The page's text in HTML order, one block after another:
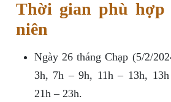
Thời gian phù hợp
niên
Ngày 26 tháng Chạp (5/2/
3h, 7h – 9h, 11h – 13h,
21h – 23h.